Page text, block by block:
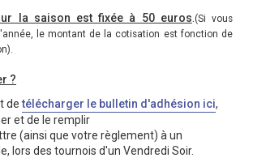
la saison est fixée à 50 euros (Si vous
le montant de la cotisation est fonction de
?
detélécharger le bulletin d'adhésion ici,
et de le remplir
(ainsi que votre règlement) à un
lors des tournois d'un Vendredi Soir.